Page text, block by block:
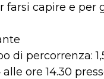
farsi capire e
di percorrenza:
ore 14.30